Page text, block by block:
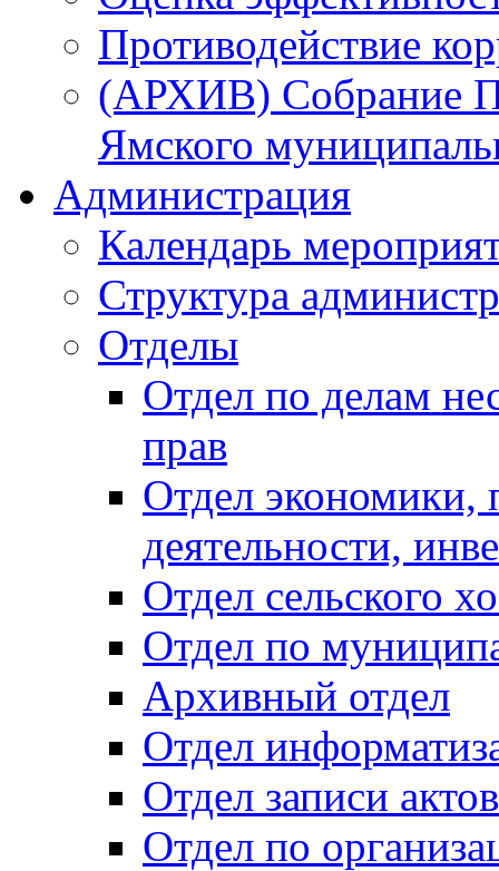
Противодействие
(АРХИВ) Собрание
Ямского
Администрация
Календарь
Структура
Отделы
Отдел по делам
прав
Отдел экономики,
деятельности,
Отдел сельского
Отдел по
Архивный отдел
Отдел
Отдел записи
Отдел по